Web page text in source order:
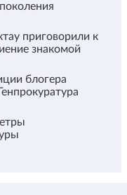
приговорили к
знакомой
блогера